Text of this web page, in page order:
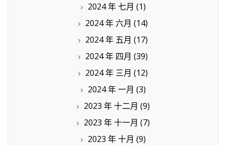
2024 年 七月 (1)
2024 年 六月 (14)
2024 年 五月 (17)
2024 年 四月 (39)
2024 年 三月 (12)
2024 年 一月 (3)
2023 年 十二月 (9)
2023 年 十一月 (7)
2023 年 十月 (9)